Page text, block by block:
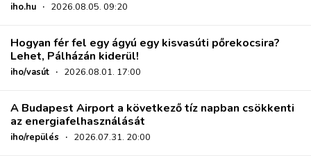
iho.hu · 2026.08.05. 09:20
Hogyan fér fel egy ágyú egy kisvasúti pőrekocsira?
Lehet, Pálházán kiderül!
iho/vasút · 2026.08.01. 17:00
A Budapest Airport a következő tíz napban csökkenti
az energiafelhasználását
iho/repülés · 2026.07.31. 20:00